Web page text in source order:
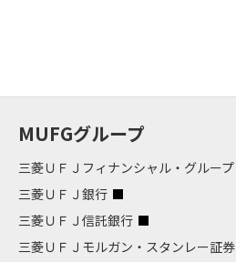
MUFGグループ
三菱ＵＦＪフィナンシャル・グループ
三菱ＵＦＪ銀行
三菱ＵＦＪ信託銀行
三菱ＵＦＪモルガン・スタンレー証券